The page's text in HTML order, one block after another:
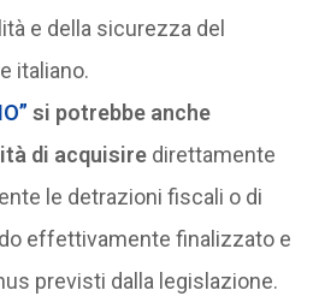
e della sicurezza del
italiano.
si potrebbe anche
di acquisire direttamente
le detrazioni fiscali o di
effettivamente finalizzato e
previsti dalla legislazione.